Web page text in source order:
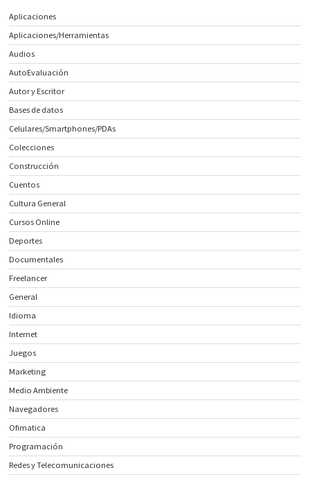
Aplicaciones
Aplicaciones/Herramientas
Audios
AutoEvaluación
Autor y Escritor
Bases de datos
Celulares/Smartphones/PDAs
Colecciones
Construcción
Cuentos
Cultura General
Cursos Online
Deportes
Documentales
Freelancer
General
Idioma
Internet
Juegos
Marketing
Medio Ambiente
Navegadores
Ofimatica
Programación
Redes y Telecomunicaciones